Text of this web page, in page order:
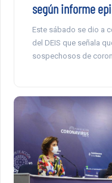
según informe
Este sábado se dio a
del DEIS que señala
sospechosos de